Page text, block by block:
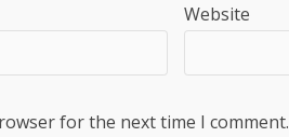
Website
for the next time I comment.